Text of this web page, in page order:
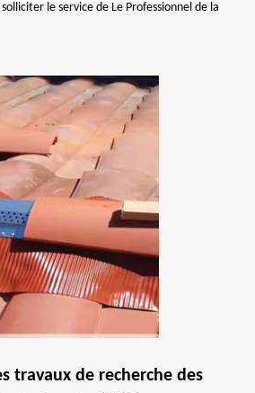
le service de Le Professionnel de la
travaux de recherche des